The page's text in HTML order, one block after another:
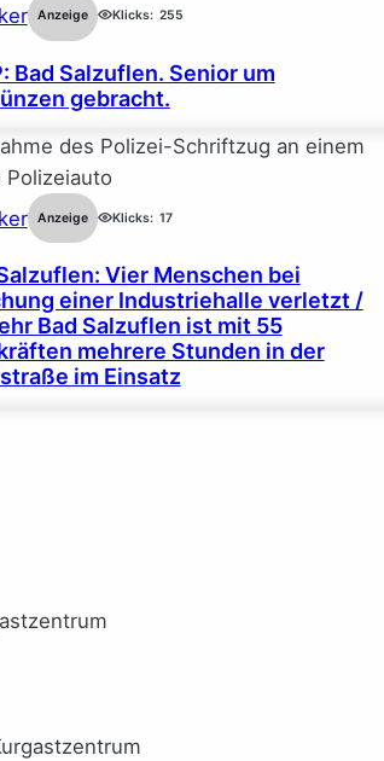
Anzeige Klicks: 255
Bad Salzuflen. Senior um
gebracht.
Anzeige Klicks: 17
Vier Menschen bei
einer Industriehalle verletzt /
Bad Salzuflen ist mit 55
mehrere Stunden in der
im Einsatz